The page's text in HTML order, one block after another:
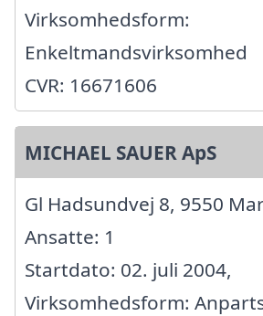
Virksomhedsform:
Enkeltmandsvirksomhed
CVR: 16671606
MICHAEL SAUER ApS
Gl Hadsundvej 8, 9550
Ansatte: 1
Startdato: 02. juli 2004,
Virksomhedsform: